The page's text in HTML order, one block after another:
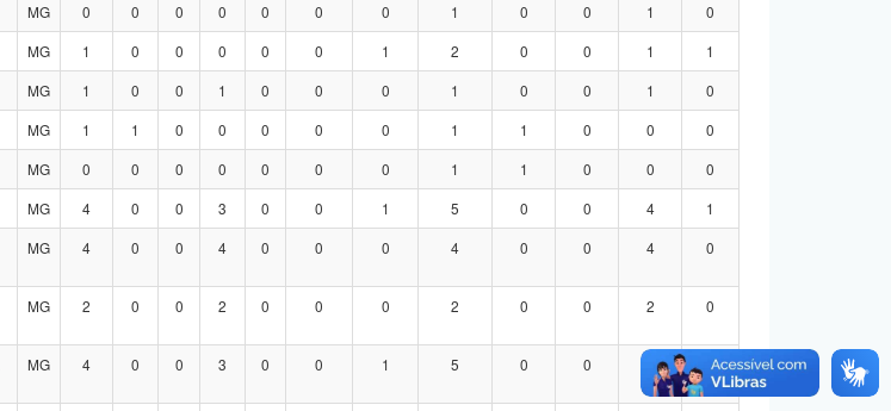
MG 0 0 0 0 0 0 0 1 0 0 1
0
MG 1 0 0 0 0 0 1 2 0 0 1
1
MG 1 0 0 1 0 0 0 1 0 0 1
0
MG 1 1 0 0 0 0 0 1 1 0 0
0
MG 0 0 0 0 0 0 0 1 1 0 0
0
MG 4 0 0 3 0 0 1 5 0 0 4
1
MG 4 0 0 4 0 0 0 4 0 0 4 0
MG 2 0 0 2 0 0 0 2 0 0 2 0
MG 4 0 0 3 0 0 1 5 0 0 1